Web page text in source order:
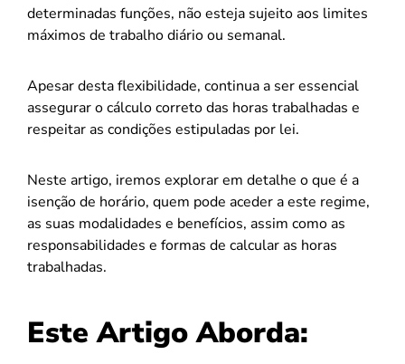
determinadas funções, não esteja sujeito aos limites
máximos de trabalho diário ou semanal.
Apesar desta flexibilidade, continua a ser essencial
assegurar o cálculo correto das horas trabalhadas e
respeitar as condições estipuladas por lei.
Neste artigo, iremos explorar em detalhe o que é a
isenção de horário, quem pode aceder a este regime,
as suas modalidades e benefícios, assim como as
responsabilidades e formas de calcular as horas
trabalhadas.
Este Artigo Aborda: